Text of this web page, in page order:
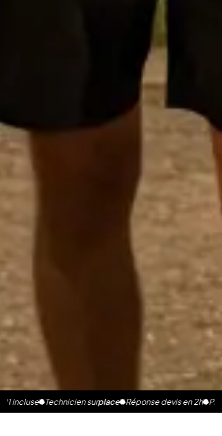
Technicien surplace Réponse devis en 2h Photos